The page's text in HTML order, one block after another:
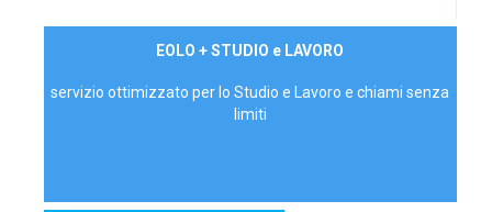
EOLO + STUDIO e LAVORO
servizio ottimizzato per lo Studio e Lavoro e chiami senza
limiti